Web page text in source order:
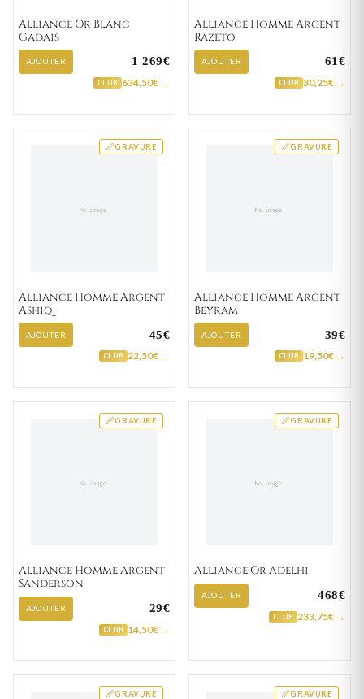
Alliance Or Blanc
Gadais
AJOUTER 1 269€
CLUB 634,50€ →
Alliance Homme Argent
Razeto
AJOUTER 61€
CLUB 30,25€ →
GRAVURE
Alliance Homme Argent
Ashiq
AJOUTER 45€
CLUB 22,50€ →
GRAVURE
Alliance Homme Argent
Beyram
AJOUTER 39€
CLUB 19,50€ →
GRAVURE
Alliance Homme Argent
Sanderson
AJOUTER 29€
CLUB 14,50€ →
GRAVURE
Alliance Or Adelhi
AJOUTER 468€
CLUB 233,75€ →
GRAVURE GRAVURE